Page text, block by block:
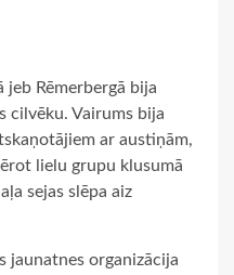
jeb Rēmerbergā bija
cilvēku. Vairums bija
ar austiņām,
lielu grupu klusumā
sejas slēpa aiz
jaunatnes organizācija